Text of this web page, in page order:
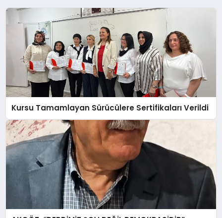
Kursu Tamamlayan Sürücülere Sertifikaları Verildi